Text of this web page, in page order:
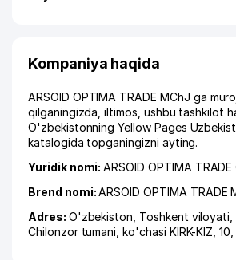
Kompaniya haqida
ARSOID OPTIMA TRADE MChJ ga
qilganingizda, iltimos, ushbu tashkilot
O'zbekistonning Yellow Pages
katalogida topganingizni ayting.
Yuridik nomi:ARSOID OPTIMA
Brend nomi:ARSOID OPTIMA TRADE
Adres: O'zbekiston, Toshkent viloyati
Chilonzor tumani ,ko'chasi KIRK-KIZ ,